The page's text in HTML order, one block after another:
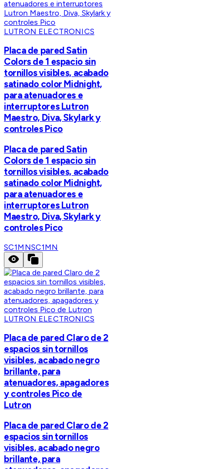
LUTRON ELECTRONICS
Placa de pared Satin
Colors de 1 espacio sin
tornillos visibles, acabado
satinado color Midnight,
para atenuadores e
interruptores Lutron
Maestro, Diva, Skylark y
controles Pico
Placa de pared Satin
Colors de 1 espacio sin
tornillos visibles, acabado
satinado color Midnight,
para atenuadores e
interruptores Lutron
Maestro, Diva, Skylark y
controles Pico
SC1MNSC1MN
LUTRON ELECTRONICS
Placa de pared Claro de 2
espacios sin tornillos
visibles, acabado negro
brillante, para
atenuadores, apagadores
y controles Pico de
Lutron
Placa de pared Claro de 2
espacios sin tornillos
visibles, acabado negro
brillante, para